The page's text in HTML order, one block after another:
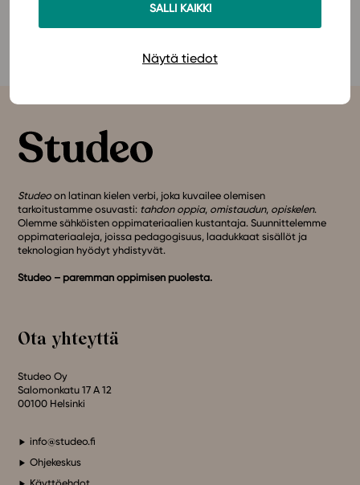
SALLI KAIKKI
Näytä tiedot
Tutustu MAB2 Lausekkeet ja yhtälöt (LOPS 2021) -
Studeo on latinan kielen verbi, joka kuvailee olemisen
tarkoitustamme osuvasti: tahdon oppia, omistaudun, opiskelen.
Olemme sähköisten oppimateriaalien kustantaja. Suunnittelemme
oppimateriaaleja, joissa pedagogisuus, laadukkaat sisällöt ja
teknologian hyödyt yhdistyvät.
Studeo – paremman oppimisen puolesta.
Ota yhteyttä
Studeo Oy
Salomonkatu 17 A 12
00100 Helsinki
info@studeo.fi
Ohjekeskus